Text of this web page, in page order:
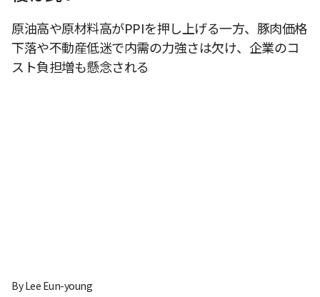
原油高や原材料高がPPIを押し上げる一方、豚肉価格
下落や不動産低迷で内需の力強さは欠け、企業のコ
スト負担増も懸念される
ByLee Eun-young